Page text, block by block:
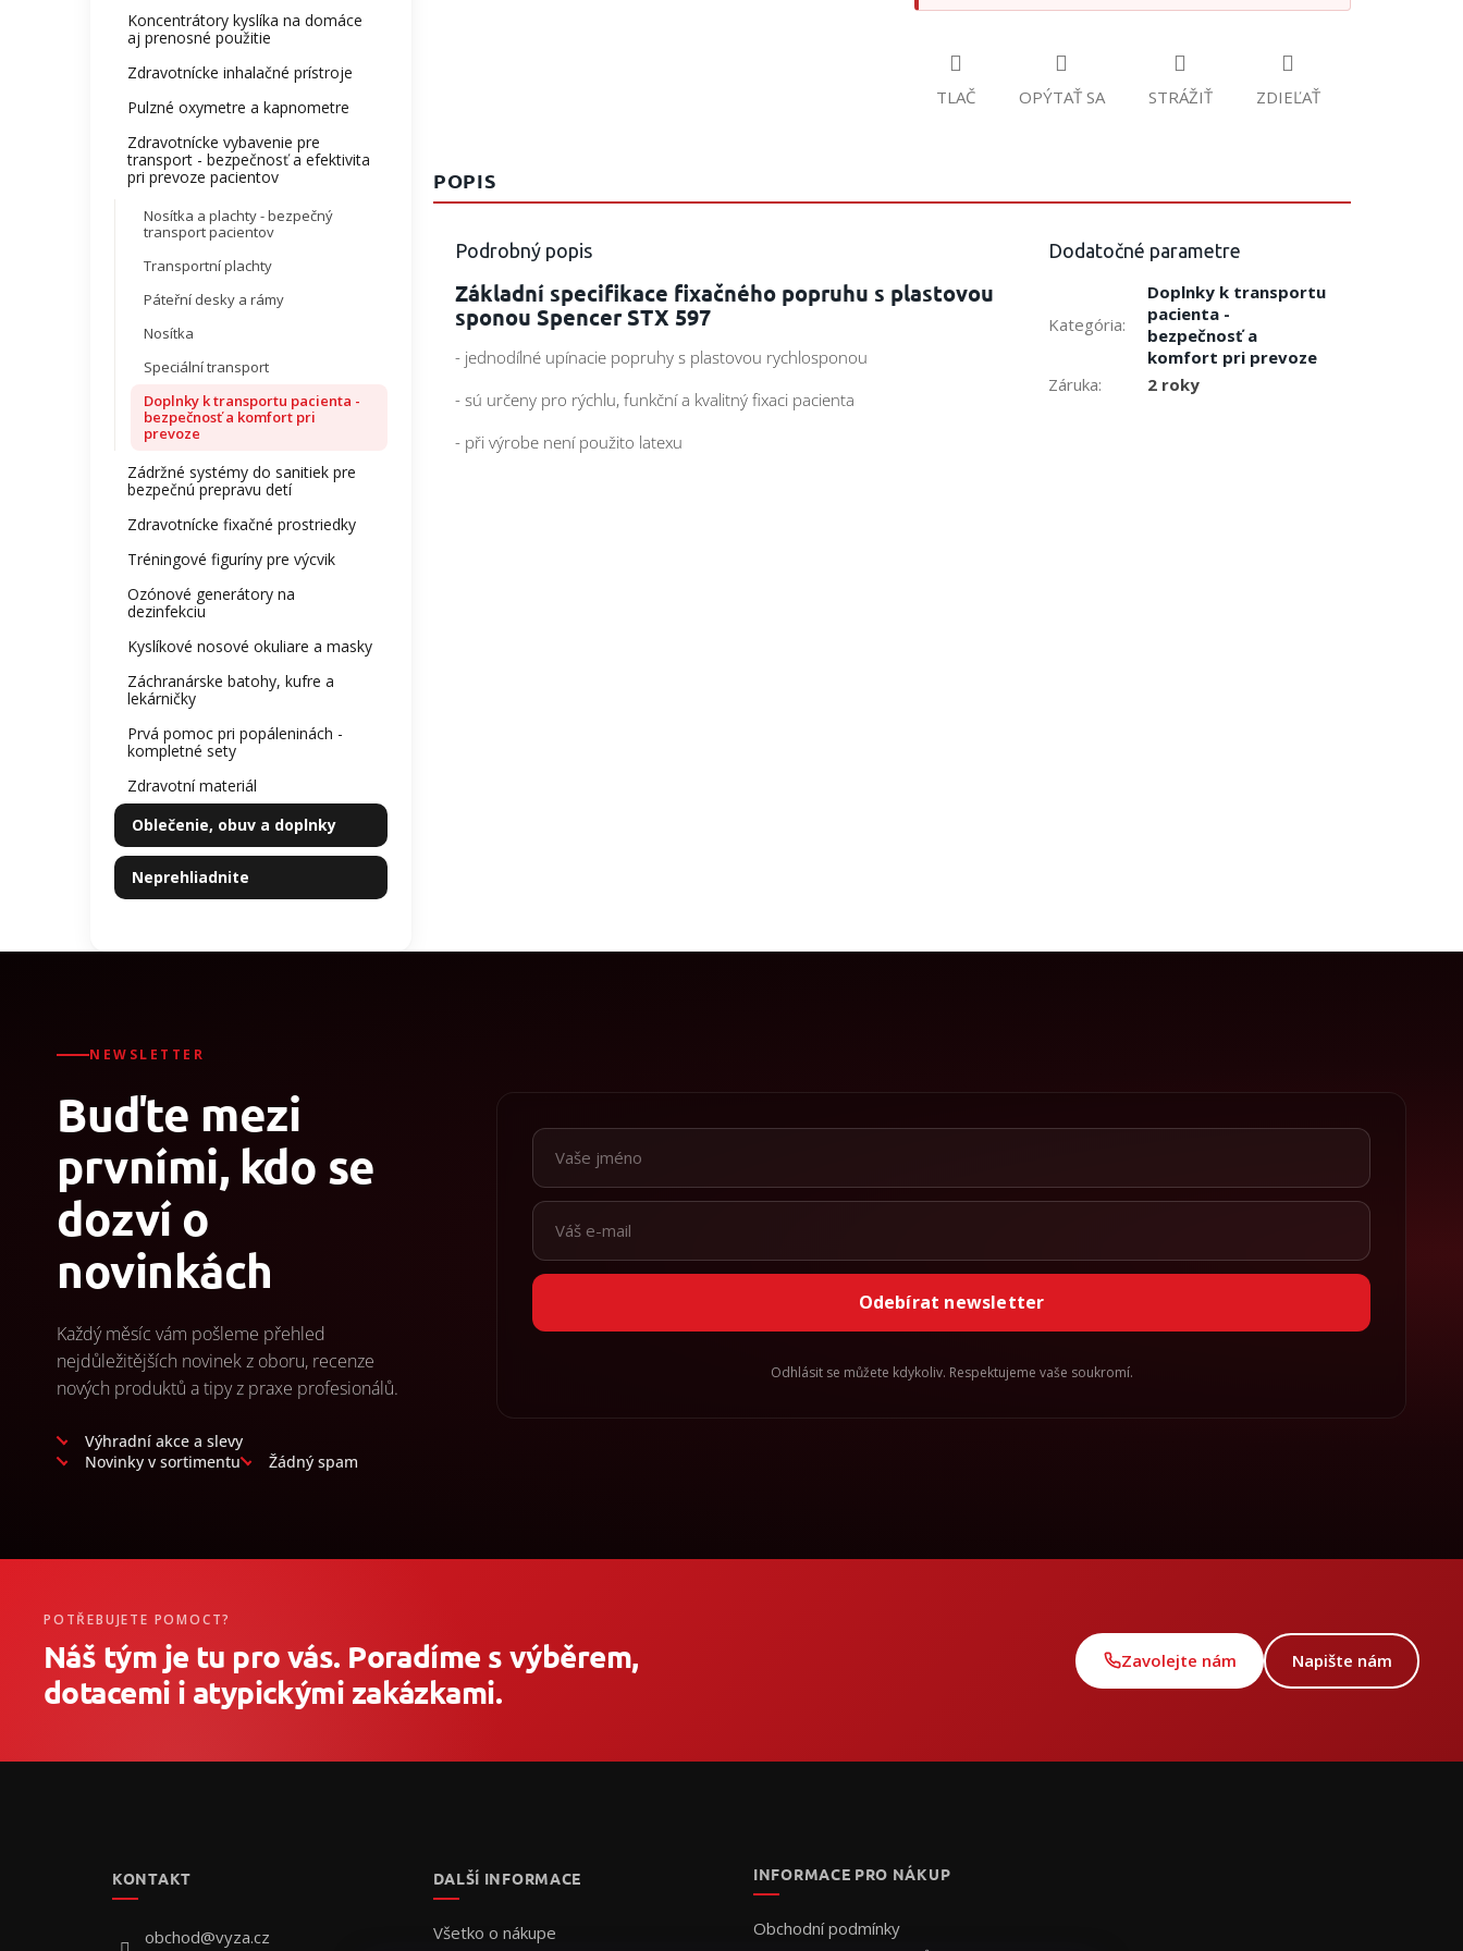
Koncentrátory kyslíka na domáce
aj prenosné použitie
Zdravotnícke inhalačné prístroje
Pulzné oxymetre a kapnometre
Zdravotnícke vybavenie pre
transport - bezpečnosť a efektivita
pri prevoze pacientov
Nosítka a plachty - bezpečný
transport pacientov
Transportní plachty
Páteřní desky a rámy
Nosítka
Speciální transport
Doplnky k transportu pacienta -
bezpečnosť a komfort pri
prevoze
Zádržné systémy do sanitiek pre
bezpečnú prepravu detí
Zdravotnícke fixačné prostriedky
Tréningové figuríny pre výcvik
Ozónové generátory na
dezinfekciu
Kyslíkové nosové okuliare a masky
Záchranárske batohy, kufre a
lekárničky
Prvá pomoc pri popáleninách -
kompletné sety
Zdravotní materiál
Oblečenie, obuv a doplnky
Neprehliadnite
TLAČ OPÝTAŤ SA STRÁŽIŤ ZDIEĽAŤ
POPIS
Podrobný popis
Základní specifikace fixačného popruhu s plastovou
sponou Spencer STX 597
- jednodílné upínacie popruhy s plastovou rychlosponou
- sú určeny pro rýchlu, funkční a kvalitný fixaci pacienta
- při výrobe není použito latexu
Dodatočné parametre
Kategória:
Doplnky k transportu
pacienta -
bezpečnosť a
komfort pri prevoze
Záruka: 2 roky
NEWSLETTER
Buďte mezi
prvními, kdo se
dozví o
novinkách
Každý měsíc vám pošleme přehled
nejdůležitějších novinek z oboru, recenze
nových produktů a tipy z praxe profesionálů.
Výhradní akce a slevy
Novinky v sortimentu
Žádný spam
Odebírat newsletter
Odhlásit se můžete kdykoliv. Respektujeme vaše soukromí.
POTŘEBUJETE POMOCT?
Náš tým je tu pro vás. Poradíme s výběrem,
dotacemi i atypickými zakázkami.
Zavolejte nám Napište nám
KONTAKT
obchod@vyza.cz
DALŠÍ INFORMACE
Všetko o nákupe
INFORMACE PRO NÁKUP
Obchodní podmínky